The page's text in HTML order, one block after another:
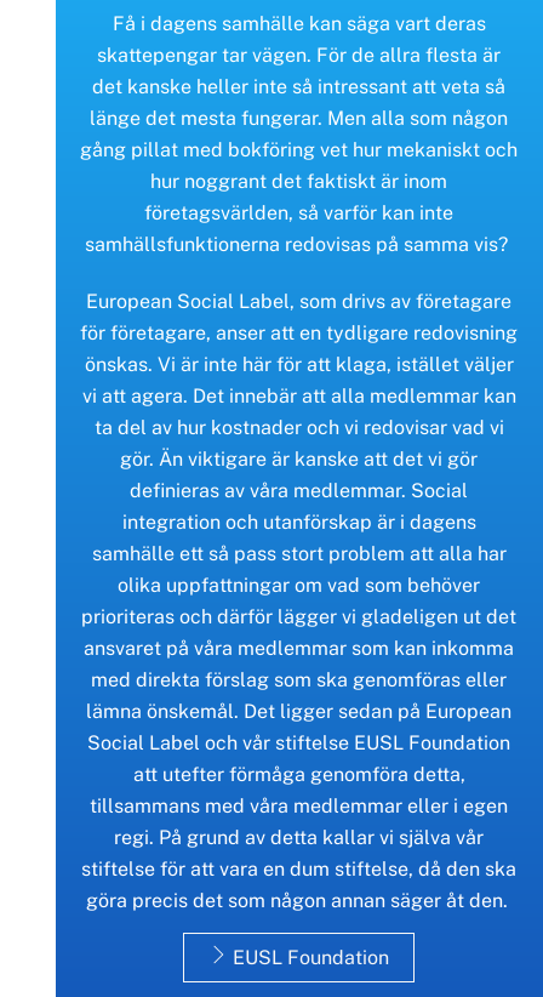
Få i dagens samhälle kan säga vart deras
skattepengar tar vägen. För de allra flesta är
det kanske heller inte så intressant att veta så
länge det mesta fungerar. Men alla som någon
gång pillat med bokföring vet hur mekaniskt och
hur noggrant det faktiskt är inom
företagsvärlden, så varför kan inte
samhällsfunktionerna redovisas på samma vis?
European Social Label, som drivs av företagare
för företagare, anser att en tydligare redovisning
önskas. Vi är inte här för att klaga, istället väljer
vi att agera. Det innebär att alla medlemmar kan
ta del av hur kostnader och vi redovisar vad vi
gör. Än viktigare är kanske att det vi gör
definieras av våra medlemmar. Social
integration och utanförskap är i dagens
samhälle ett så pass stort problem att alla har
olika uppfattningar om vad som behöver
prioriteras och därför lägger vi gladeligen ut det
ansvaret på våra medlemmar som kan inkomma
med direkta förslag som ska genomföras eller
lämna önskemål. Det ligger sedan på European
Social Label och vår stiftelse EUSL Foundation
att utefter förmåga genomföra detta,
tillsammans med våra medlemmar eller i egen
regi. På grund av detta kallar vi själva vår
stiftelse för att vara en dum stiftelse, då den ska
göra precis det som någon annan säger åt den.
EUSL Foundation